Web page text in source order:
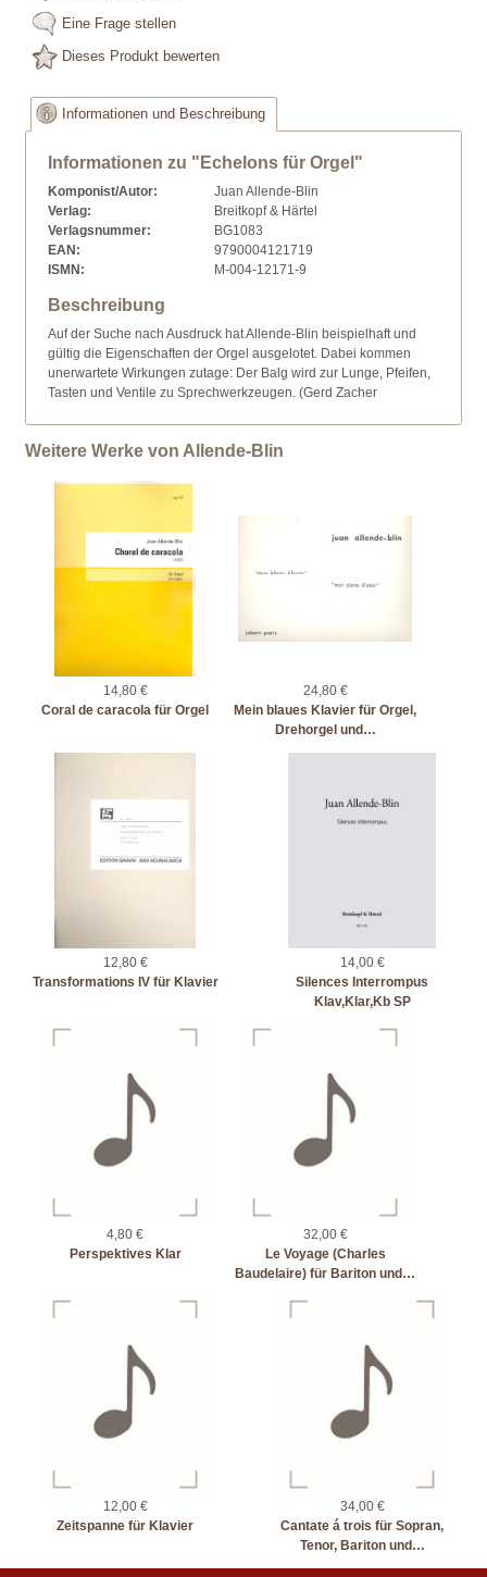
Eine Frage stellen
Dieses Produkt bewerten
Informationen und Beschreibung
Informationen zu "Echelons für Orgel"
Komponist/Autor:
Juan Allende-Blin
Verlag:
Breitkopf & Härtel
Verlagsnummer:
BG1083
EAN:
9790004121719
ISMN:
M-004-12171-9
Beschreibung
Auf der Suche nach Ausdruck hat Allende-Blin beispielhaft und
gültig die Eigenschaften der Orgel ausgelotet. Dabei kommen
unerwartete Wirkungen zutage: Der Balg wird zur Lunge, Pfeifen,
Tasten und Ventile zu Sprechwerkzeugen. (Gerd Zacher
Weitere Werke von Allende-Blin
14,80 €
Coral de caracola für Orgel
24,80 €
Mein blaues Klavier für Orgel,
Drehorgel und…
12,80 €
Transformations IV für Klavier
14,00 €
Silences Interrompus
Klav,Klar,Kb SP
4,80 €
Perspektives Klar
32,00 €
Le Voyage (Charles
Baudelaire) für Bariton und…
12,00 €
Zeitspanne für Klavier
34,00 €
Cantate á trois für Sopran,
Tenor, Bariton und…